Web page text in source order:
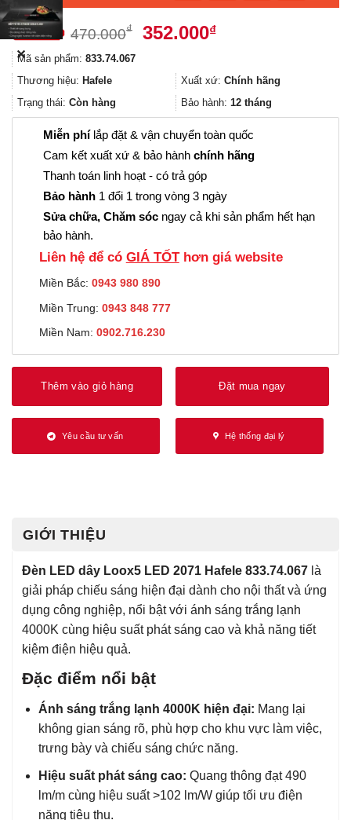
470.000₫
Giá
470.000₫.
352.000₫Giá
là:
352.000₫.
Mã sản phẩm: 833.74.067
Thương hiệu: Hafele Xuất xứ: Chính hãng
Trạng thái: Còn hàng Bảo hành: 12 tháng
Miễn phílắp đặt & vận chuyển toàn quốc
Cam kết xuất xứ & bảo hành chính hãng
Thanh toán linh hoạt - có trả góp
Bảo hành 1 đổi 1 trong vòng 3 ngày
Sửa chữa, Chăm sóc ngay cả khi sản phẩm hết hạn
bảo hành.
Liên hệ để có GIÁ TỐThơn giá website
Miền Bắc: 0943 980 890
Miền Trung: 0943 848 777
Miền Nam: 0902.716.230
Thêm vào giỏ hàng Đặt mua ngay
Yêu cầu tư vấn Hệ thống đại lý
GIỚI THIỆU
Đèn LED dây Loox5 LED 2071 Hafele 833.74.067 là
giải pháp chiếu sáng hiện đại dành cho nội thất và ứng
dụng công nghiệp, nổi bật với ánh sáng trắng lạnh
4000K cùng hiệu suất phát sáng cao và khả năng tiết
kiệm điện hiệu quả.
Đặc điểm nổi bật
Ánh sáng trắng lạnh 4000K hiện đại: Mang lại
không gian sáng rõ, phù hợp cho khu vực làm việc,
trưng bày và chiếu sáng chức năng.
Hiệu suất phát sáng cao: Quang thông đạt 490
lm/m cùng hiệu suất >102 lm/W giúp tối ưu điện
năng tiêu thụ.
✕